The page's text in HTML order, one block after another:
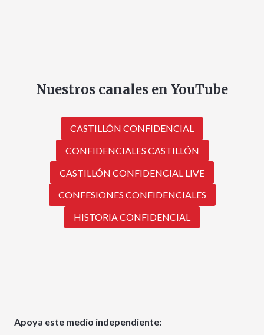
Nuestros canales en YouTube
CASTILLÓN CONFIDENCIAL
CONFIDENCIALES CASTILLÓN
CASTILLÓN CONFIDENCIAL LIVE
CONFESIONES CONFIDENCIALES
HISTORIA CONFIDENCIAL
Apoya este medio independiente: